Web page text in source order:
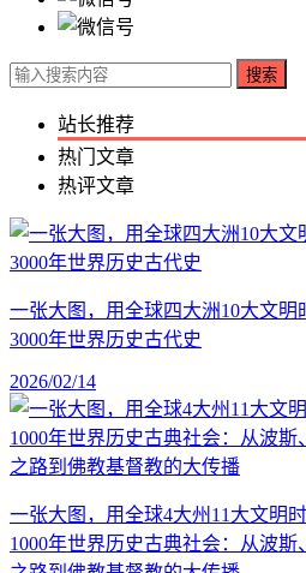
搜索
站长推荐
热门文章
热评文章
一张大图，用全球四大洲10大文明
3000年世界历史古代史
2026/02/14
一张大图，用全球4大州11大文明
1000年世界历史古典社会：从波